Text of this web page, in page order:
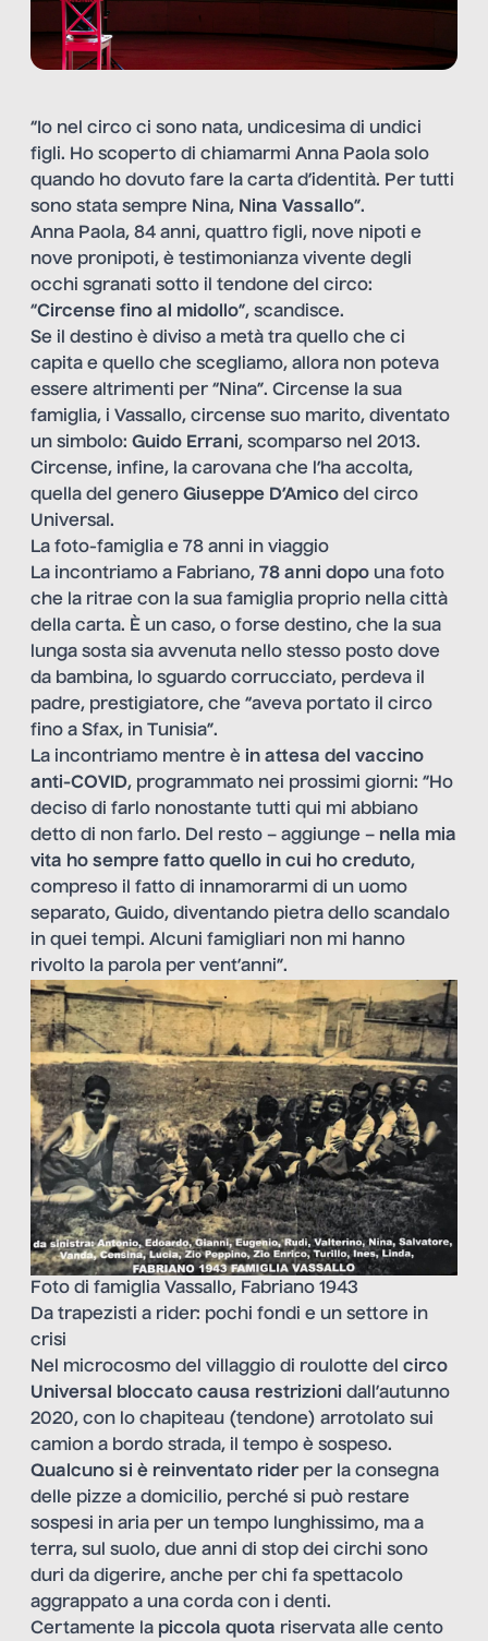
“Io nel circo ci sono nata, undicesima di undici
figli. Ho scoperto di chiamarmi Anna Paola solo
quando ho dovuto fare la carta d’identità. Per tutti
sono stata sempre Nina, Nina Vassallo”.
Anna Paola, 84 anni, quattro figli, nove nipoti e
nove pronipoti, è testimonianza vivente degli
occhi sgranati sotto il tendone del circo:
“Circense fino al midollo”, scandisce.
Se il destino è diviso a metà tra quello che ci
capita e quello che scegliamo, allora non poteva
essere altrimenti per “Nina”. Circense la sua
famiglia, i Vassallo, circense suo marito, diventato
un simbolo: Guido Errani, scomparso nel 2013.
Circense, infine, la carovana che l’ha accolta,
quella del genero Giuseppe D’Amico del circo
Universal.
La foto-famiglia e 78 anni in viaggio
La incontriamo a Fabriano, 78 anni dopo una foto
che la ritrae con la sua famiglia proprio nella città
della carta. È un caso, o forse destino, che la sua
lunga sosta sia avvenuta nello stesso posto dove
da bambina, lo sguardo corrucciato, perdeva il
padre, prestigiatore, che “aveva portato il circo
fino a Sfax, in Tunisia”.
La incontriamo mentre è in attesa del vaccino
anti-COVID, programmato nei prossimi giorni: “Ho
deciso di farlo nonostante tutti qui mi abbiano
detto di non farlo. Del resto – aggiunge – nella mia
vita ho sempre fatto quello in cui ho creduto,
compreso il fatto di innamorarmi di un uomo
separato, Guido, diventando pietra dello scandalo
in quei tempi. Alcuni famigliari non mi hanno
rivolto la parola per vent’anni”.
Foto di famiglia Vassallo, Fabriano 1943
Da trapezisti a rider: pochi fondi e un settore in
crisi
Nel microcosmo del villaggio di roulotte del circo
Universal bloccato causa restrizioni dall’autunno
2020, con lo chapiteau (tendone) arrotolato sui
camion a bordo strada, il tempo è sospeso.
Qualcuno si è reinventato rider per la consegna
delle pizze a domicilio, perché si può restare
sospesi in aria per un tempo lunghissimo, ma a
terra, sul suolo, due anni di stop dei circhi sono
duri da digerire, anche per chi fa spettacolo
aggrappato a una corda con i denti.
Certamente la piccola quota riservata alle cento